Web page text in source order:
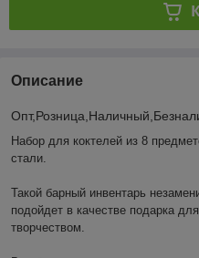
Описание
Набор для коктелей из 8
стали.
Такой барный инвентарь
подойдет в качестве подарка
творчеством.